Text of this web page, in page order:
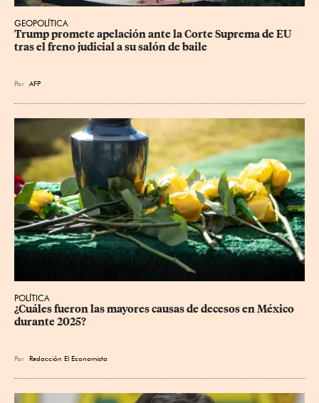
GEOPOLÍTICA
Trump promete apelación ante la Corte Suprema de EU
tras el freno judicial a su salón de baile
Por AFP
POLÍTICA
¿Cuáles fueron las mayores causas de decesos en México
durante 2025?
Por Redacción El Economista